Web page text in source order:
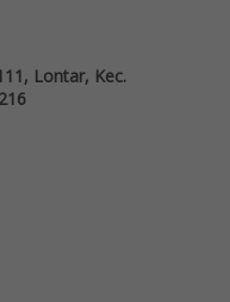
Lontar, Kec.